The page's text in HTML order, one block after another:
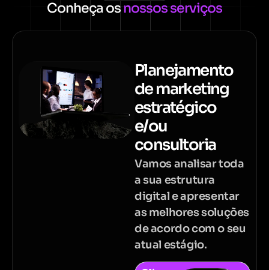
Planejamento
de marketing
estratégico
e/ou
consultoria
Vamos analisar toda
a sua estrutura
digital e apresentar
as melhores soluções
de acordo com o seu
atual estágio.
Conheça osnossos serviços